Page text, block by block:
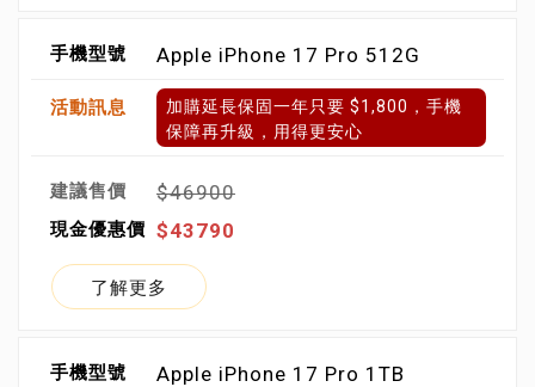
Apple iPhone 17 Pro 512G
加購延長保固一年只要 $1,800，手機
保障再升級，用得更安心
$46900
$43790
了解更多
Apple iPhone 17 Pro 1TB